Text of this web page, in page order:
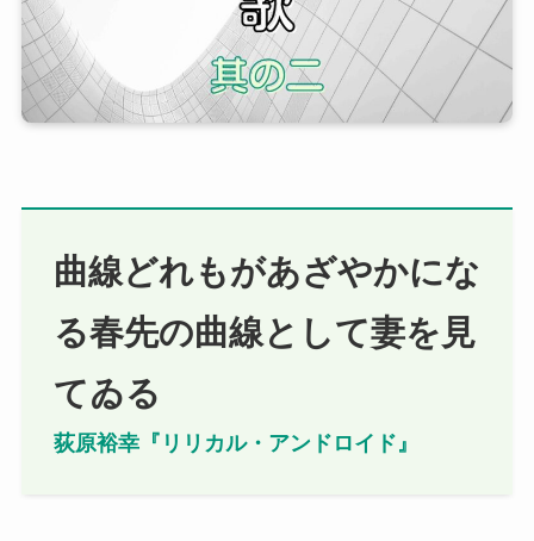
曲線どれもがあざやかにな
る春先の曲線として妻を見
てゐる
荻原裕幸『リリカル・アンドロイド』